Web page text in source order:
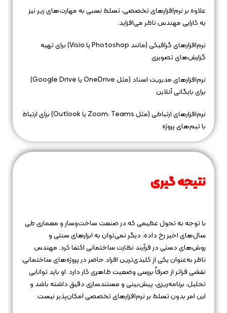
علاوه بر نرم‌افزارهای تخصصی، تسلط نسبی به مهارت‌های زیر نیز
به کارایی مهندس ناظر می‌افزاید:
نرم‌افزارهای گرافیکی (مانند Photoshop یا Visio) برای تهیه
گزارش‌های تصویری
نرم‌افزارهای مدیریت اسناد (مثل OneDrive یا Google Drive)
برای بایگانی آنلاین
نرم‌افزارهای ارتباطی (مثل Zoom، Teams یا Outlook) برای ارتباط
با تیم‌های پروژه
نتیجه‌ گیری
با توجه به تحول عظیمی که در صنعت ساخت‌وساز و معماری طی
سال‌های اخیر رخ داده، دیگر نمی‌توان به ابزارهای سنتی و
روش‌های دستی در فرآیند نظارت ساختمانی اکتفا کرد. مهندس
ناظر به‌عنوان یکی از کلیدی‌ترین افراد حاضر در پروژه‌های ساختمانی،
نقشی فراتر از صرفاً بررسی وضعیت ظاهری کار دارد. او باید توانایی
تحلیل، برنامه‌ریزی، پیش‌بینی و مستندسازی دقیق داشته باشد و
این امر بدون تسلط بر نرم‌افزارهای تخصصی امکان‌پذیر نیست.